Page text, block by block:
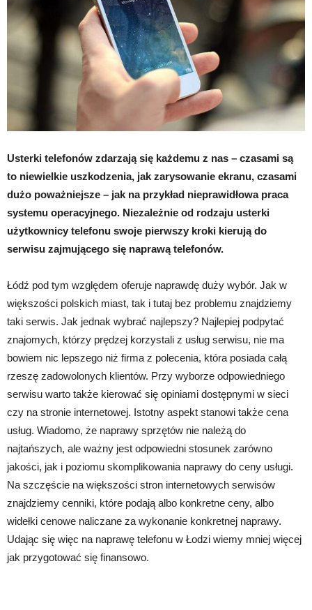
Usterki telefonów zdarzają się każdemu z nas – czasami są
to niewielkie uszkodzenia, jak zarysowanie ekranu, czasami
dużo poważniejsze – jak na przykład nieprawidłowa praca
systemu operacyjnego. Niezależnie od rodzaju usterki
użytkownicy telefonu swoje pierwszy kroki kierują do
serwisu zajmującego się naprawą telefonów.
Łódź pod tym względem oferuje naprawdę duży wybór. Jak w
większości polskich miast, tak i tutaj bez problemu znajdziemy
taki serwis. Jak jednak wybrać najlepszy? Najlepiej podpytać
znajomych, którzy prędzej korzystali z usług serwisu, nie ma
bowiem nic lepszego niż firma z polecenia, która posiada całą
rzeszę zadowolonych klientów. Przy wyborze odpowiedniego
serwisu warto także kierować się opiniami dostępnymi w sieci
czy na stronie internetowej. Istotny aspekt stanowi także cena
usług. Wiadomo, że naprawy sprzętów nie należą do
najtańszych, ale ważny jest odpowiedni stosunek zarówno
jakości, jak i poziomu skomplikowania naprawy do ceny usługi.
Na szczęście na większości stron internetowych serwisów
znajdziemy cenniki, które podają albo konkretne ceny, albo
widełki cenowe naliczane za wykonanie konkretnej naprawy.
Udając się więc na naprawę telefonu w Łodzi wiemy mniej więcej
jak przygotować się finansowo.